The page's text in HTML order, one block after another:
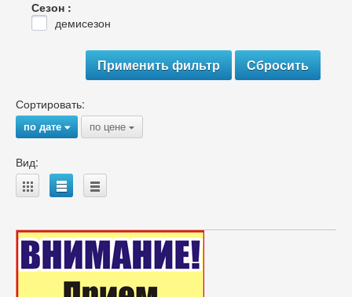
Сезон :
демисезон
Сортировать:
по дате{ по цене {
Вид:
A B C